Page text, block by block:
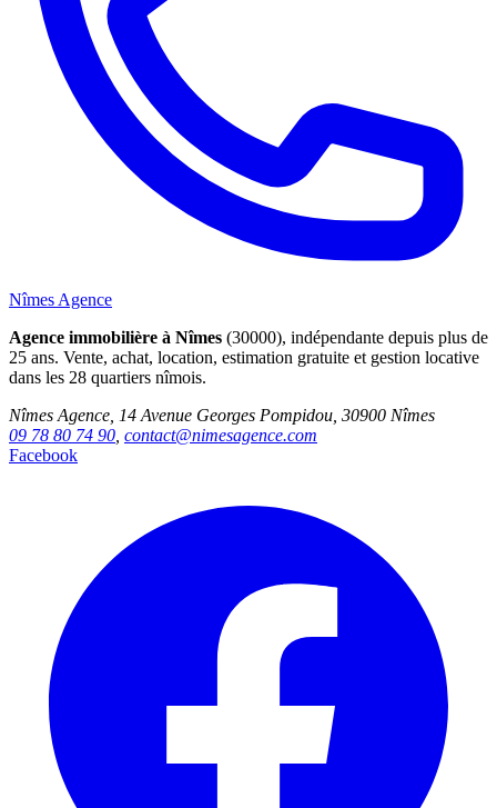
Nîmes Agence
Agence immobilière à Nîmes (30000), indépendante depuis plus de
25 ans. Vente, achat, location, estimation gratuite et gestion locative
dans les 28 quartiers nîmois.
Nîmes Agence, 14 Avenue Georges Pompidou, 30900 Nîmes
09 78 80 74 90 contact@nimesagence.com
Facebook